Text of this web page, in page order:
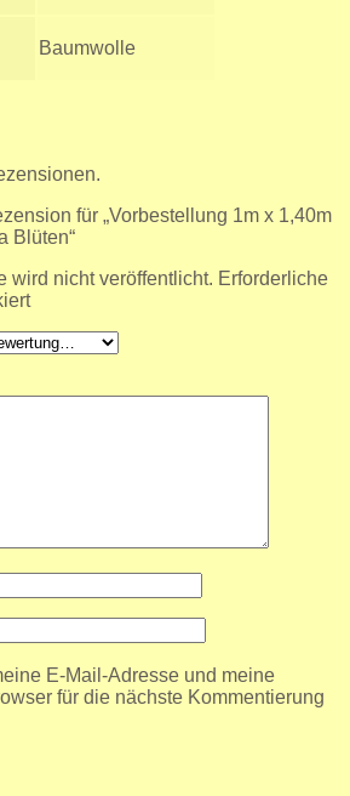
Baumwolle
für „Vorbestellung 1m x 1,40m
Blüten“
wird nicht veröffentlicht. Erforderliche
E-Mail-Adresse und meine
für die nächste Kommentierung